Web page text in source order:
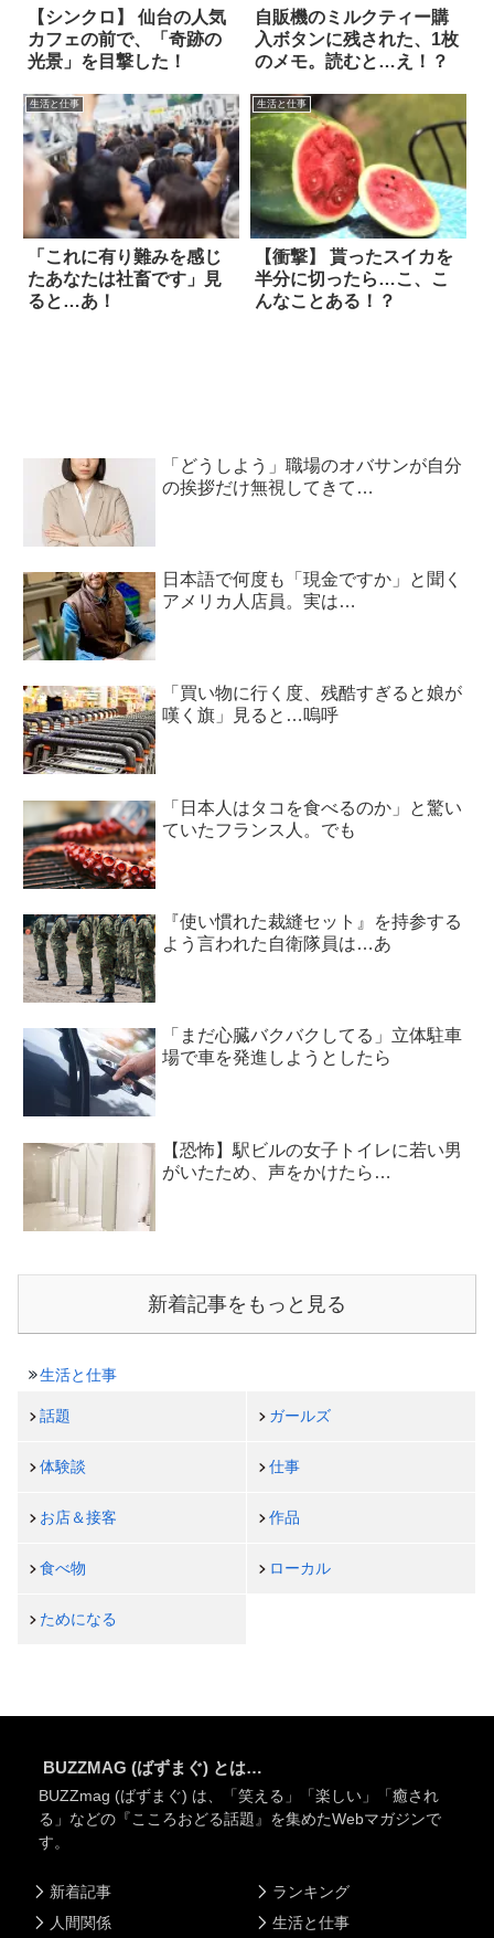
【シンクロ】 仙台の人気
カフェの前で、「奇跡の
光景」を目撃した！
自販機のミルクティー購
入ボタンに残された、1枚
のメモ。読むと…え！？
生活と仕事
「これに有り難みを感じ
たあなたは社畜です」見
ると…あ！
生活と仕事
【衝撃】 貰ったスイカを
半分に切ったら…こ、こ
んなことある！？
「どうしよう」職場のオバサンが自分
の挨拶だけ無視してきて…
日本語で何度も「現金ですか」と聞く
アメリカ人店員。実は…
「買い物に行く度、残酷すぎると娘が
嘆く旗」見ると…嗚呼
「日本人はタコを食べるのか」と驚い
ていたフランス人。でも
『使い慣れた裁縫セット』を持参する
よう言われた自衛隊員は…あ
「まだ心臓バクバクしてる」立体駐車
場で車を発進しようとしたら
【恐怖】駅ビルの女子トイレに若い男
がいたため、声をかけたら…
新着記事をもっと見る
生活と仕事
話題 ガールズ
体験談 仕事
お店＆接客 作品
食べ物 ローカル
ためになる
BUZZMAG (ばずまぐ) とは…
BUZZmag (ばずまぐ) は、「笑える」「楽しい」「癒され
る」などの『こころおどる話題』を集めたWebマガジンで
す。
新着記事
人間関係
ランキング
生活と仕事